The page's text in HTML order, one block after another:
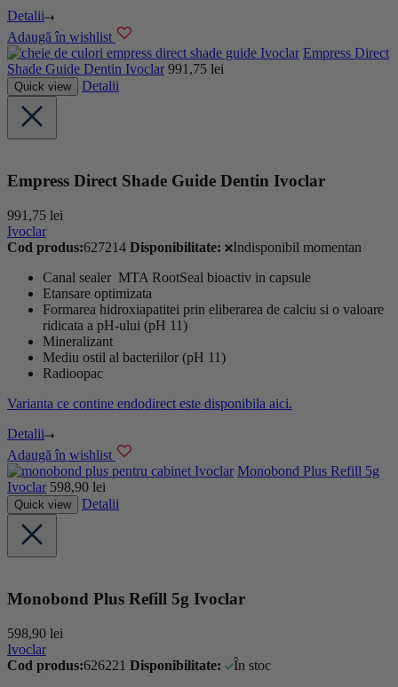
Detalii
Adaugă în wishlist
Ivoclar Empress Direct
Shade Guide Dentin Ivoclar 991,75 lei
Quick view Detalii
Empress Direct Shade Guide Dentin Ivoclar
991,75 lei
Ivoclar
Cod produs:627214 Disponibilitate:
Indisponibil momentan
Canal sealer MTA RootSeal bioactiv in capsule
Etansare optimizata
Formarea hidroxiapatitei prin eliberarea de calciu si o valoare
ridicata a pH-ului (pH 11)
Mineralizant
Mediu ostil al bacteriilor (pH 11)
Radioopac
Varianta ce contine endodirect este disponibila aici.
Detalii
Adaugă în wishlist
Ivoclar Monobond Plus Refill 5g
Ivoclar 598,90 lei
Quick view Detalii
Monobond Plus Refill 5g Ivoclar
598,90 lei
Ivoclar
Cod produs:626221 Disponibilitate:
În stoc